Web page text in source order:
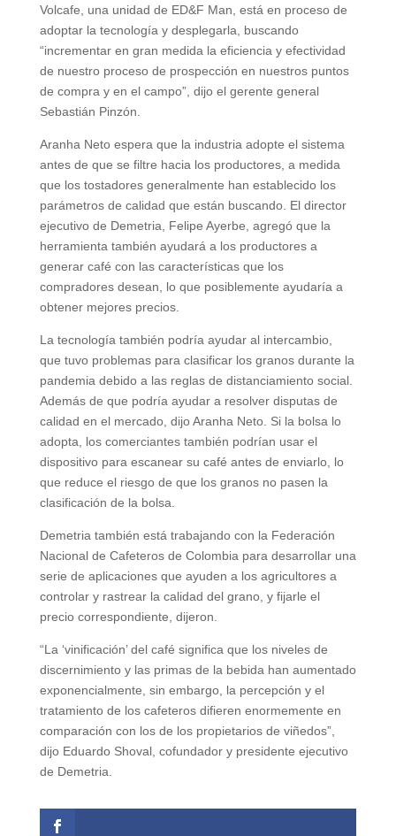
Volcafe, una unidad de ED&F Man, está en proceso de
adoptar la tecnología y desplegarla, buscando
“incrementar en gran medida la eficiencia y efectividad
de nuestro proceso de prospección en nuestros puntos
de compra y en el campo”, dijo el gerente general
Sebastián Pinzón.
Aranha Neto espera que la industria adopte el sistema
antes de que se filtre hacia los productores, a medida
que los tostadores generalmente han establecido los
parámetros de calidad que están buscando. El director
ejecutivo de Demetria, Felipe Ayerbe, agregó que la
herramienta también ayudará a los productores a
generar café con las características que los
compradores desean, lo que posiblemente ayudaría a
obtener mejores precios.
La tecnología también podría ayudar al intercambio,
que tuvo problemas para clasificar los granos durante la
pandemia debido a las reglas de distanciamiento social.
Además de que podría ayudar a resolver disputas de
calidad en el mercado, dijo Aranha Neto. Si la bolsa lo
adopta, los comerciantes también podrían usar el
dispositivo para escanear su café antes de enviarlo, lo
que reduce el riesgo de que los granos no pasen la
clasificación de la bolsa.
Demetria también está trabajando con la Federación
Nacional de Cafeteros de Colombia para desarrollar una
serie de aplicaciones que ayuden a los agricultores a
controlar y rastrear la calidad del grano, y fijarle el
precio correspondiente, dijeron.
“La ‘vinificación’ del café significa que los niveles de
discernimiento y las primas de la bebida han aumentado
exponencialmente, sin embargo, la percepción y el
tratamiento de los cafeteros difieren enormemente en
comparación con los de los propietarios de viñedos”,
dijo Eduardo Shoval, cofundador y presidente ejecutivo
de Demetria.